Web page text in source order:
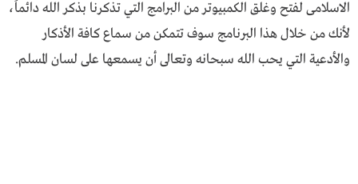
الاسلامى لفتح وغلق الكمبيوتر من البرامج التي تذكرنا بذكر الله دائماً،
لأنك من خلال هذا البرنامج سوف تتمكن من سماع كافة الأذكار
والأدعية التي يحب الله سبحانه وتعالى أن يسمعها على لسان المسلم.